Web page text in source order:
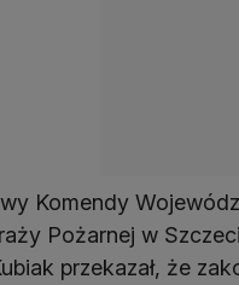
Komendy
Pożarnej w
przekazał, że